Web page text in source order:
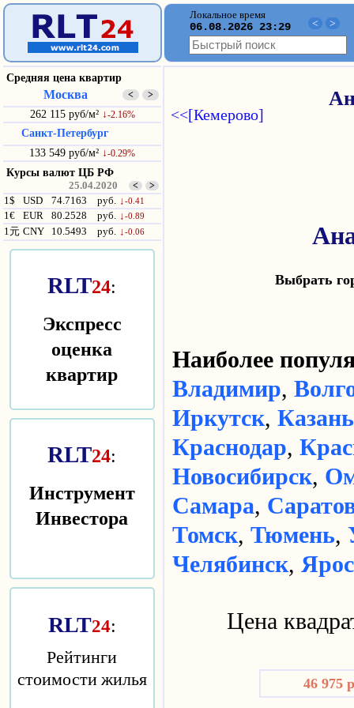
Локальное время
06.08.2026 23:29 < >
Средняя цена квартир
Москва < >
262 115 руб/м² ↓-2.16%
Санкт-Петербург
133 549 руб/м² ↓-0.29%
Курсы валют ЦБ РФ
25.04.2020 < >
1$ USD 74.7163 руб. ↓-0.41
1€ EUR 80.2528 руб. ↓-0.89
1元 CNY 10.5493 руб. ↓-0.06
RLT24:
Экспресс
оценка
квартир
RLT24:
Инструмент
Инвестора
RLT24:
Рейтинги
стоимости жилья
<<[Кемерово]
Выбрать
Наиболее
Владимир,
Иркутск, Казань
Краснодар,
Новосибирск,
Самара,
Томск, Тюмень,
Челябинск,
Цена
46 975